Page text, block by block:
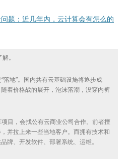
题：近几年内，云计算会有怎么的
。
地”。国内共有云基础设施将逐步成
着价格战的展开，泡沫落潮，没穿内裤
目，会找公有云商业公司合作。前者擅
并拉上来一些当地客户。而拥有技术和
牌、开发软件、部署系统、运维。